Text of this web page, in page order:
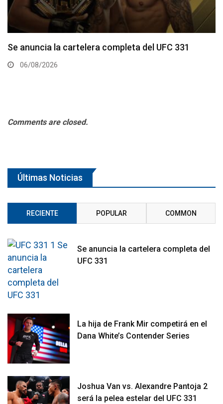
La hija de Frank Mir competirá en el Dana White’s
Contender Series
Comments are closed.
Últimas Noticias
RECIENTE POPULAR COMMON
Se anuncia la cartelera completa del
UFC 331
La hija de Frank Mir competirá en el
Dana White’s Contender Series
Joshua Van vs. Alexandre Pantoja 2
será la pelea estelar del UFC 331